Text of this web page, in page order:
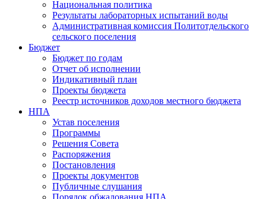
Национальная политика
Результаты лабораторных испытаний воды
Административная комиссия Политотдельского
сельского поселения
Бюджет
Бюджет по годам
Отчет об исполнении
Индикативный план
Проекты бюджета
Реестр источников доходов местного бюджета
НПА
Устав поселения
Программы
Решения Совета
Распоряжения
Постановления
Проекты документов
Публичные слушания
Порядок обжалования НПА